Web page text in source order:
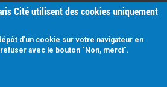
Cité utilisent des cookies uniquement
d'un cookie sur votre navigateur en
avec le bouton "Non, merci".